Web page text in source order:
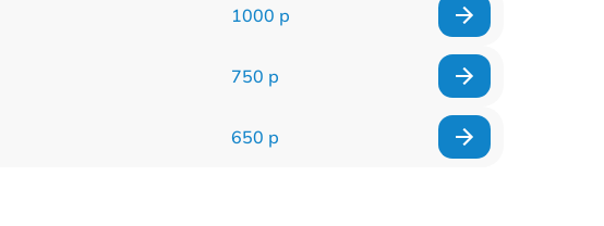
1000 р
750 р
650 р